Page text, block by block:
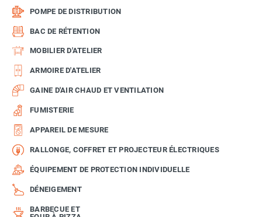
POMPE DE DISTRIBUTION
BAC DE RÉTENTION
MOBILIER D'ATELIER
ARMOIRE D'ATELIER
GAINE D'AIR CHAUD ET VENTILATION
FUMISTERIE
APPAREIL DE MESURE
RALLONGE, COFFRET ET PROJECTEUR ÉLECTRIQUES
ÉQUIPEMENT DE PROTECTION INDIVIDUELLE
DÉNEIGEMENT
BARBECUE ET